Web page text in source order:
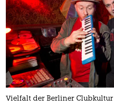
Vielfalt der Berliner Clubkultur